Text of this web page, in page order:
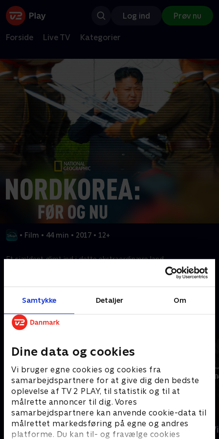
Samtykke Detaljer Om
Dine data og cookies
Vi bruger egne cookies og cookies fra
samarbejdspartnere for at give dig den bedste
oplevelse af TV 2 PLAY, til statistik og til at
målrette annoncer til dig. Vores
samarbejdspartnere kan anvende cookie-data til
målrettet markedsføring på egne og andres
platforme. Du kan til- og fravælge cookies
Log ind Prøv nu
Forside Live TV Kategorier
• Film • 44 min • 2017 • 12+
Et sjældent glimt ind i dette ekstraordinære land.
Kræver tilkøb
Mere indhold fra Disney+
The Shards
Star Wars: